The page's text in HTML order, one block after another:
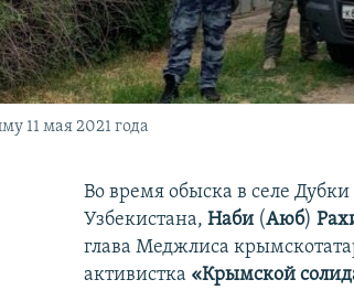
11 мая 2021 года
Во время обыска в селе
Узбекистана,Наби (Аюб)
глава Меджлиса
активистка «Крымской